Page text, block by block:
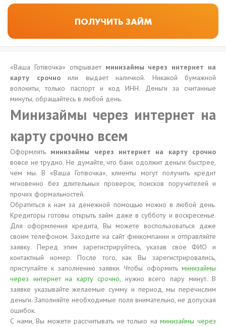
«Ваша Готівочка» открывает минизаймы через интернет на
карту срочноили выдает наличкой. Никакой бумажной
волокиты, только паспорт и код ИНН. Деньги за считанные
минуты, обращайтесь в любой день.
Минизаймы через интернет на
карту срочно всем
Оформлять минизаймы через интернет на карту срочно
вовсе не трудно. Не думайте, что банк одолжит деньги быстрее,
чем мы. В «Ваша Готівочка», клиенты могут получить кредит
мгновенно без длительных проверок, поисков поручителей и
прочих формальностей.
Обратиться к нам за денежной помощью можно в любой день.
Кредиторы готовы открыть займ даже в субботу и воскресенье.
Для оформления кредита, Вы можете воспользоваться даже
своим телефоном. Заходите на сайт финкомпании и отправляйте
заявку. Перед этим зарегистрируйтесь, указав свое ФИО и
контактный номер. После того, как Вы зарегистрировались,
приступайте к заполнению заявки. Чтобы оформить минизаймы
через интернет на карту срочно, нужно всего пару минут. В
заявке указывайте желаемые сумму и период, мы перечислим
деньги. Заполняйте необходимые поля внимательно, не допуская
ошибок.
С нами, Вы можете рассчитывать не только наминизаймы через